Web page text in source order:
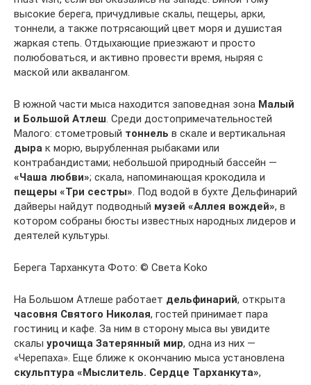
высокие берега, причудливые скалы, пещеры, арки,
тоннели, а также потрясающий цвет моря и душистая
жаркая степь. Отдыхающие приезжают и просто
полюбоваться, и активно провести время, ныряя с
маской или аквалангом.
В южной части мыса находится заповедная зона Малый
и Большой Атлеш. Среди достопримечательностей
Малого: стометровый тоннель в скале и вертикальная
дыра к морю, вырубленная рыбаками или
контрабандистами; небольшой природный бассейн —
«Чаша любви»; скала, напоминающая крокодила и
пещеры «Три сестры». Под водой в бухте Дельфинарий
дайверы найдут подводный музей «Аллея вождей», в
котором собраны бюсты известных народных лидеров и
деятелей культуры.
Берега Тарханкута Фото: © Света Koko
На Большом Атлеше работает дельфинарий, открыта
часовня Святого Николая, гостей принимает пара
гостиниц и кафе. За ним в сторону мыса вы увидите
скалы урочища Затерянный мир, одна из них —
«Черепаха». Еще ближе к окончанию мыса установлена
скульптура «Мыслитель. Сердце Тарханкута»,